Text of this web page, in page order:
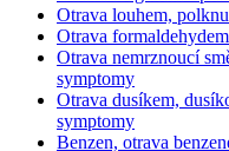
Otrava louhem,
Otrava
Otrava nemrznoucí
symptomy
Otrava dusíkem,
symptomy
Benzen, otrava